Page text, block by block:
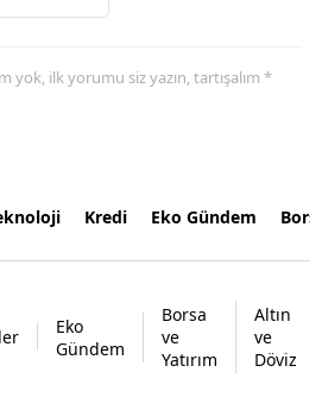
yok, ilk yorumu siz yazın, tartışalım *
Kredi Eko Gündem
Eko
Gündem
Borsa
ve
Yatırım
Altın
ve
Döviz